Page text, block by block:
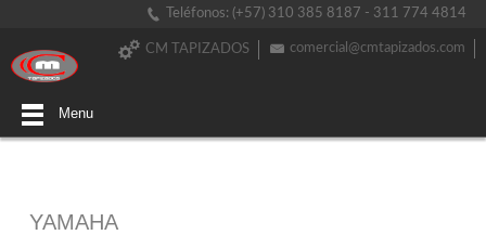
Teléfonos: (+57) 310 385 8187 - 311 774 4814
comercial@cmtapizados.com
CM TAPIZADOS
Menu
YAMAHA